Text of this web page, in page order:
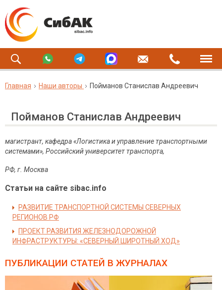
Главная Наши авторы Пойманов Станислав Андреевич
Пойманов Станислав Андреевич
магистрант, кафедра «Логистика и управление транспортными
системами», Российский университет транспорта,
РФ, г. Москва
Статьи на сайте sibac.info
РАЗВИТИЕ ТРАНСПОРТНОЙ СИСТЕМЫ СЕВЕРНЫХ
РЕГИОНОВ РФ
ПРОЕКТ РАЗВИТИЯ ЖЕЛЕЗНОДОРОЖНОЙ
ИНФРАСТРУКТУРЫ: «СЕВЕРНЫЙ ШИРОТНЫЙ ХОД»
ПУБЛИКАЦИИ СТАТЕЙ В ЖУРНАЛАХ